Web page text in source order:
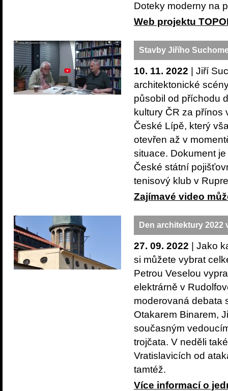
Doteky moderny na
Web projektu
Stavby Jiřího
10. 11. 2022 | Jiří
architektonické
působil od příchodu
kultury ČR za přínos
České Lípě, který
otevřen až v
situace. Dokument
České státní
tenisový klub v
Zajímavé video
Den architektury 2022
27. 09. 2022 | Jako
si můžete vybrat
Petrou Veselou
elektrárně v
moderovaná debata
Otakarem Binarem,
současným
trojčata. V neděli
Vratislavicích od
tamtéž.
Více informací o